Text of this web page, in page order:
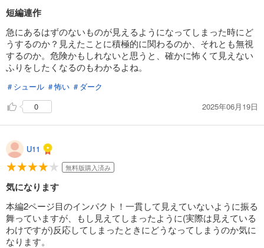
短編連作
急にあるはずのないものが見えるようになってしまった時にど
うするのか？見えたことに積極的に関わるのか、それとも無視
するのか。危険かもしれないと思うと、確かに怖くて見えない
ふりをしたくなるのもわかるよね。
＃シュール ＃怖い ＃ダーク
0
2025年06月19日
U11
無料版購入済み
気になります
本編2ページ目のインパクト！一貫して見えていないように振る
舞っていますが、もし見えてしまったように(実際は見えている
わけですが)反応してしまったときにどうなってしまうのか気に
なります。